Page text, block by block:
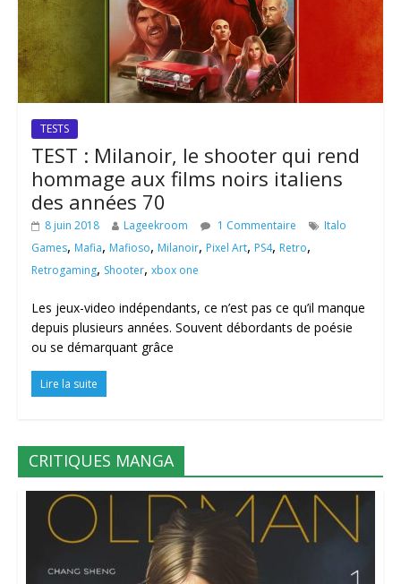
TESTS
TEST : Milanoir, le shooter qui rend
hommage aux films noirs italiens
des années 70
8 juin 2018 Lageekroom 1 Commentaire
Italo
Games, Mafia, Mafioso, Milanoir, Pixel Art, PS4, Retro,
Retrogaming, Shooter, xbox one
Les jeux-video indépendants, ce n’est pas ce qu’il manque
depuis plusieurs années. Souvent débordants de poésie
ou se démarquant grâce
Lire la suite
CRITIQUES MANGA